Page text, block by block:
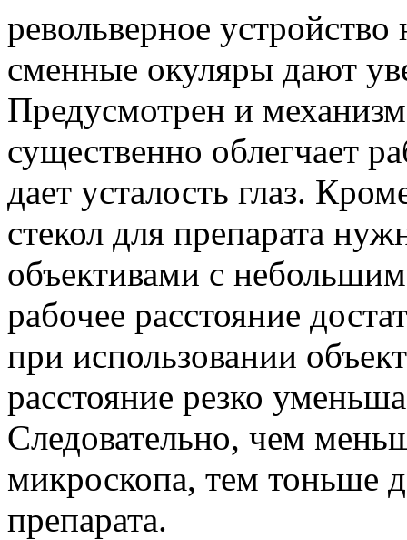
револьверное
сменные окуляры дают
Предусмотрен и
существенно облегчает
дает усталость глаз.
стекол для препарата
объективами с
рабочее расстояние
при использовании
расстояние резко
Следовательно, чем
микроскопа, тем тоньше
препарата.